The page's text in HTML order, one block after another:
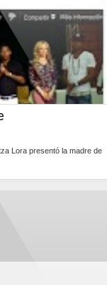
Lora presentó la madre de